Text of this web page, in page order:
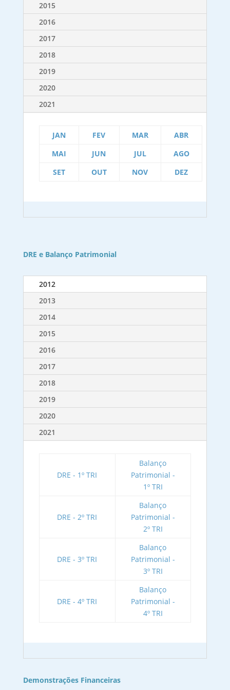
2015
2016
2017
2018
2019
2020
2021
JAN FEV MAR
ABR
MAI
JUN JUL
AGO
SET
OUT NOV DEZ
DRE e Balanço Patrimonial
2012
2013
2014
2015
2016
2017
2018
2019
2020
2021
DRE - 1º TRI
Balanço
Patrimonial -
1º TRI
DRE - 2º TRI
Balanço
Patrimonial -
2º TRI
DRE - 3º TRI
Balanço
Patrimonial -
3º TRI
DRE - 4º TRI
Balanço
Patrimonial -
4º TRI
Demonstrações Financeiras